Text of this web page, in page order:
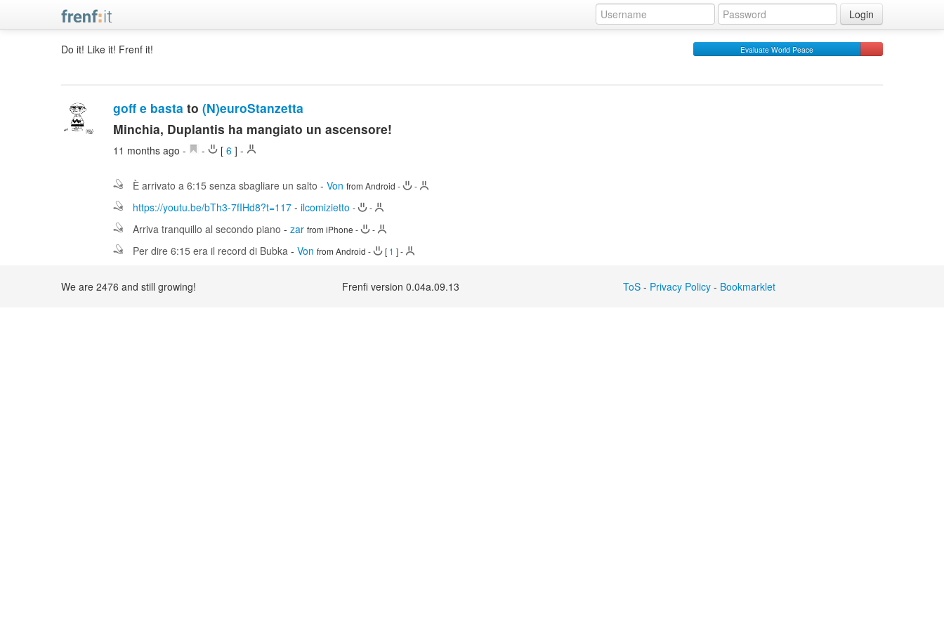
Login
Do it! Like it! Frenf it! Evaluate World Peace
goff e basta to(N)euroStanzetta
Minchia, Duplantis ha mangiato un ascensore!
11 months ago- - [6 ] -
È arrivato a 6:15 senza sbagliare un salto -Von from Android - -
https://youtu.be/bTh3-7fIHd8?t=117 -ilcomizietto - -
Arriva tranquillo al secondo piano-zar from iPhone - -
Per dire 6:15 era il record di Bubka -Von from Android - [ 1 ]-
We are 2476 and still growing! Frenfi version 0.04a.09.13 ToS - Privacy Policy - Bookmarklet